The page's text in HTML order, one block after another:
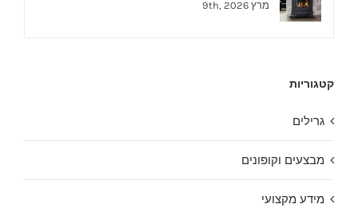
מרץ 9th, 2026
קטגוריות
גרילים
מבצעים וקופונים
מידע מקצועי